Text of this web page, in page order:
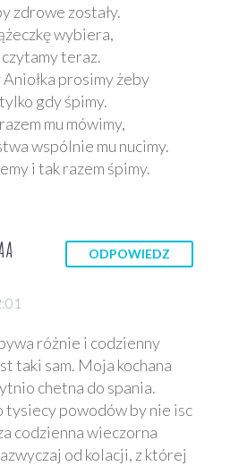
zdrowe zostały.
wybiera,
teraz.
prosimy żeby
gdy śpimy.
mu mówimy,
wspólnie mu nucimy.
i tak razem śpimy.
ODPOWIEDZ
różnie i codzienny
taki sam. Moja kochana
chetna do spania.
tysiecy powodów by nie isc
codzienna wieczorna
od kolacji, z której